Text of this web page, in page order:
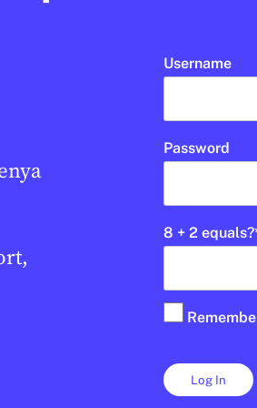
Username
Password
8 + 2 equals?